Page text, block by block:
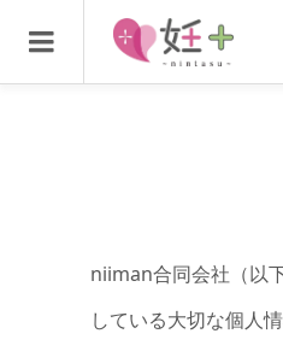
niiman合同会社（以
している大切な個人